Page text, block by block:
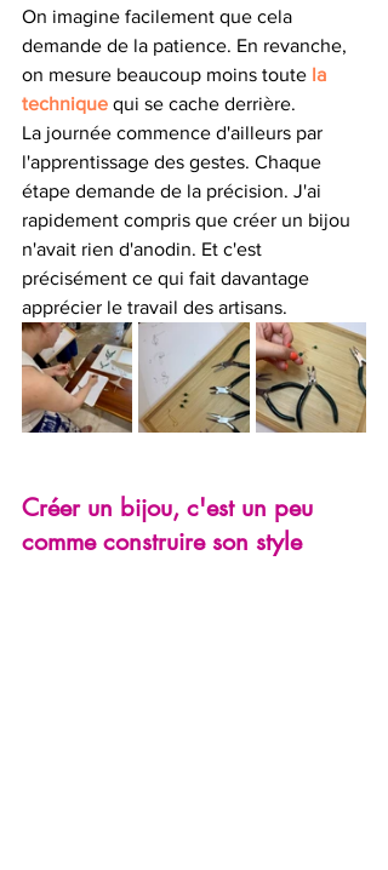
On imagine facilement que cela
demande de la patience. En revanche,
on mesure beaucoup moins toute la
technique qui se cache derrière.
La journée commence d'ailleurs par
l'apprentissage des gestes. Chaque
étape demande de la précision. J'ai
rapidement compris que créer un bijou
n'avait rien d'anodin. Et c'est
précisément ce qui fait davantage
apprécier le travail des artisans.
Créer un bijou, c'est un peu
comme construire son style